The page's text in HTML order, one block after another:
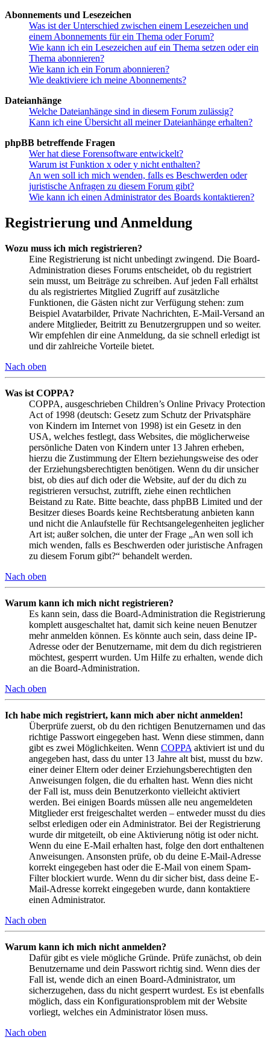
Abonnements und Lesezeichen
Was ist der Unterschied zwischen einem Lesezeichen und
einem Abonnements für ein Thema oder Forum?
Wie kann ich ein Lesezeichen auf ein Thema setzen oder ein
Thema abonnieren?
Wie kann ich ein Forum abonnieren?
Wie deaktiviere ich meine Abonnements?
Dateianhänge
Welche Dateianhänge sind in diesem Forum zulässig?
Kann ich eine Übersicht all meiner Dateianhänge erhalten?
phpBB betreffende Fragen
Wer hat diese Forensoftware entwickelt?
Warum ist Funktion x oder y nicht enthalten?
An wen soll ich mich wenden, falls es Beschwerden oder
juristische Anfragen zu diesem Forum gibt?
Wie kann ich einen Administrator des Boards kontaktieren?
Registrierung und Anmeldung
Wozu muss ich mich registrieren?
Eine Registrierung ist nicht unbedingt zwingend. Die Board-
Administration dieses Forums entscheidet, ob du registriert
sein musst, um Beiträge zu schreiben. Auf jeden Fall erhältst
du als registriertes Mitglied Zugriff auf zusätzliche
Funktionen, die Gästen nicht zur Verfügung stehen: zum
Beispiel Avatarbilder, Private Nachrichten, E-Mail-Versand an
andere Mitglieder, Beitritt zu Benutzergruppen und so weiter.
Wir empfehlen dir eine Anmeldung, da sie schnell erledigt ist
und dir zahlreiche Vorteile bietet.
Nach oben
Was ist COPPA?
COPPA, ausgeschrieben Children’s Online Privacy Protection
Act of 1998 (deutsch: Gesetz zum Schutz der Privatsphäre
von Kindern im Internet von 1998) ist ein Gesetz in den
USA, welches festlegt, dass Websites, die möglicherweise
persönliche Daten von Kindern unter 13 Jahren erheben,
hierzu die Zustimmung der Eltern beziehungsweise des oder
der Erziehungsberechtigten benötigen. Wenn du dir unsicher
bist, ob dies auf dich oder die Website, auf der du dich zu
registrieren versuchst, zutrifft, ziehe einen rechtlichen
Beistand zu Rate. Bitte beachte, dass phpBB Limited und der
Besitzer dieses Boards keine Rechtsberatung anbieten kann
und nicht die Anlaufstelle für Rechtsangelegenheiten jeglicher
Art ist; außer solchen, die unter der Frage „An wen soll ich
mich wenden, falls es Beschwerden oder juristische Anfragen
zu diesem Forum gibt?“ behandelt werden.
Nach oben
Warum kann ich mich nicht registrieren?
Es kann sein, dass die Board-Administration die Registrierung
komplett ausgeschaltet hat, damit sich keine neuen Benutzer
mehr anmelden können. Es könnte auch sein, dass deine IP-
Adresse oder der Benutzername, mit dem du dich registrieren
möchtest, gesperrt wurden. Um Hilfe zu erhalten, wende dich
an die Board-Administration.
Nach oben
Ich habe mich registriert, kann mich aber nicht anmelden!
Überprüfe zuerst, ob du den richtigen Benutzernamen und das
richtige Passwort eingegeben hast. Wenn diese stimmen, dann
gibt es zwei Möglichkeiten. Wenn COPPA aktiviert ist und du
angegeben hast, dass du unter 13 Jahre alt bist, musst du bzw.
einer deiner Eltern oder deiner Erziehungsberechtigten den
Anweisungen folgen, die du erhalten hast. Wenn dies nicht
der Fall ist, muss dein Benutzerkonto vielleicht aktiviert
werden. Bei einigen Boards müssen alle neu angemeldeten
Mitglieder erst freigeschaltet werden – entweder musst du dies
selbst erledigen oder ein Administrator. Bei der Registrierung
wurde dir mitgeteilt, ob eine Aktivierung nötig ist oder nicht.
Wenn du eine E-Mail erhalten hast, folge den dort enthaltenen
Anweisungen. Ansonsten prüfe, ob du deine E-Mail-Adresse
korrekt eingegeben hast oder die E-Mail von einem Spam-
Filter blockiert wurde. Wenn du dir sicher bist, dass deine E-
Mail-Adresse korrekt eingegeben wurde, dann kontaktiere
einen Administrator.
Nach oben
Warum kann ich mich nicht anmelden?
Dafür gibt es viele mögliche Gründe. Prüfe zunächst, ob dein
Benutzername und dein Passwort richtig sind. Wenn dies der
Fall ist, wende dich an einen Board-Administrator, um
sicherzugehen, dass du nicht gesperrt wurdest. Es ist ebenfalls
möglich, dass ein Konfigurationsproblem mit der Website
vorliegt, welches ein Administrator lösen muss.
Nach oben